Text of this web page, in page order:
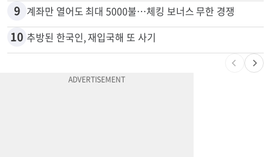
9 계좌만 열어도 최대 5000불…체킹 보너스 무한 경쟁
10 추방된 한국인, 재입국해 또 사기